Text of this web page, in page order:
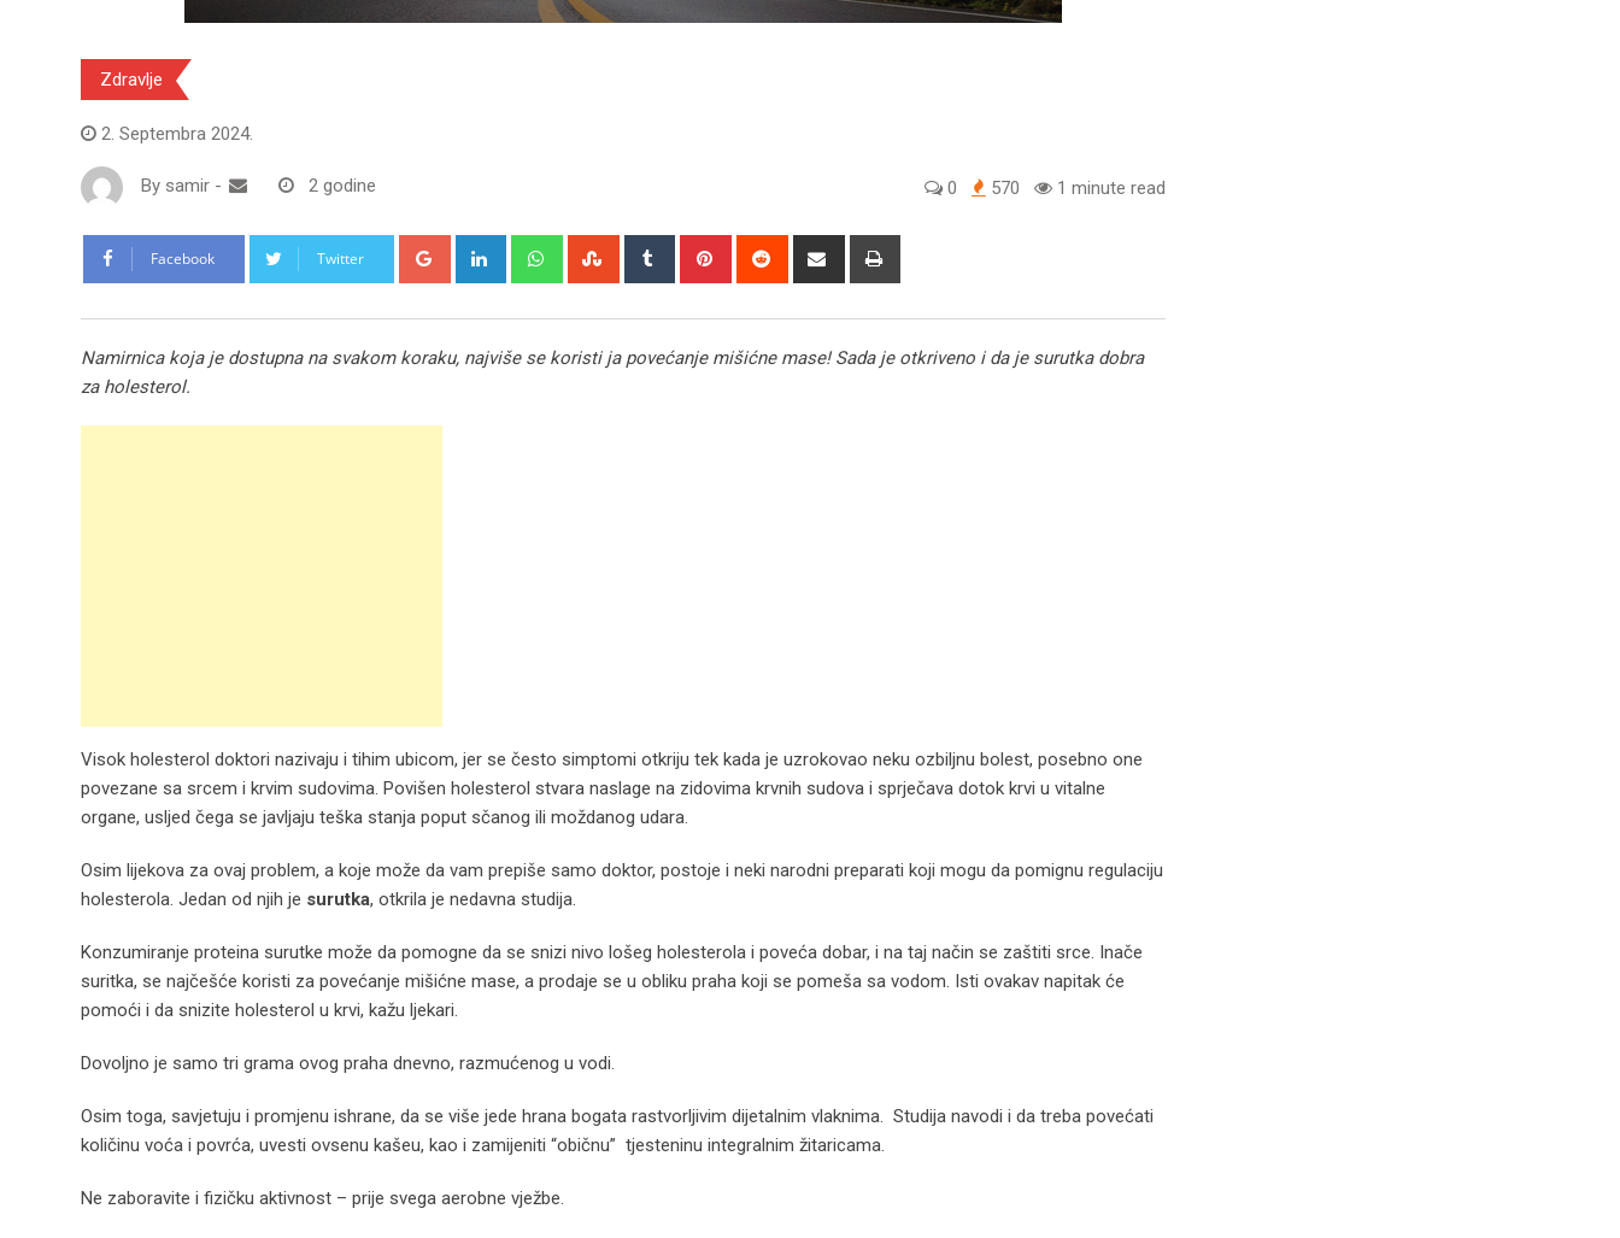
Zdravlje
2. Septembra 2024.
By samir - 2 godine 0 570 1 minute read
Facebook Twitter Google+ LinkedIn WhatsappStumbleUpon
Tumblr Pinterest Reddit
Share
Namirnica koja je dostupna na svakom koraku, najviše se koristi ja povećanje mišićne mase! Sada je otkriveno i da je surutka dobra
za holesterol.
Visok holesterol doktori nazivaju i tihim ubicom, jer se često simptomi otkriju tek kada je uzrokovao neku ozbiljnu bolest, posebno one
povezane sa srcem i krvim sudovima. Povišen holesterol stvara naslage na zidovima krvnih sudova i sprječava dotok krvi u vitalne
organe, usljed čega se javljaju teška stanja poput sčanog ili moždanog udara.
Osim lijekova za ovaj problem, a koje može da vam prepiše samo doktor, postoje i neki narodni preparati koji mogu da pomignu regulaciju
holesterola. Jedan od njih je surutka, otkrila je nedavna studija.
Konzumiranje proteina surutke može da pomogne da se snizi nivo lošeg holesterola i poveća dobar, i na taj način se zaštiti srce. Inače
suritka, se najčešće koristi za povećanje mišićne mase, a prodaje se u obliku praha koji se pomeša sa vodom. Isti ovakav napitak će
pomoći i da snizite holesterol u krvi, kažu ljekari.
Dovoljno je samo tri grama ovog praha dnevno, razmućenog u vodi.
Osim toga, savjetuju i promjenu ishrane, da se više jede hrana bogata rastvorljivim dijetalnim vlaknima. Studija navodi i da treba povećati
količinu voća i povrća, uvesti ovsenu kašeu, kao i zamijeniti “običnu” tjesteninu integralnim žitaricama.
Ne zaboravite i fizičku aktivnost – prije svega aerobne vježbe.